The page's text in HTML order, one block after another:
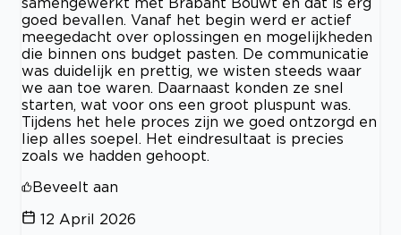
goed bevallen. Vanaf het begin werd er actief
meegedacht over oplossingen en mogelijkheden
die binnen ons budget pasten. De communicatie
was duidelijk en prettig, we wisten steeds waar
we aan toe waren. Daarnaast konden ze snel
starten, wat voor ons een groot pluspunt was.
Tijdens het hele proces zijn we goed ontzorgd en
liep alles soepel. Het eindresultaat is precies
zoals we hadden gehoopt.
Beveelt aan
12 April 2026